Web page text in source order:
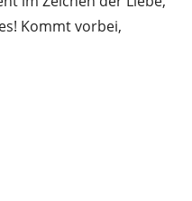
Kommt vorbei,